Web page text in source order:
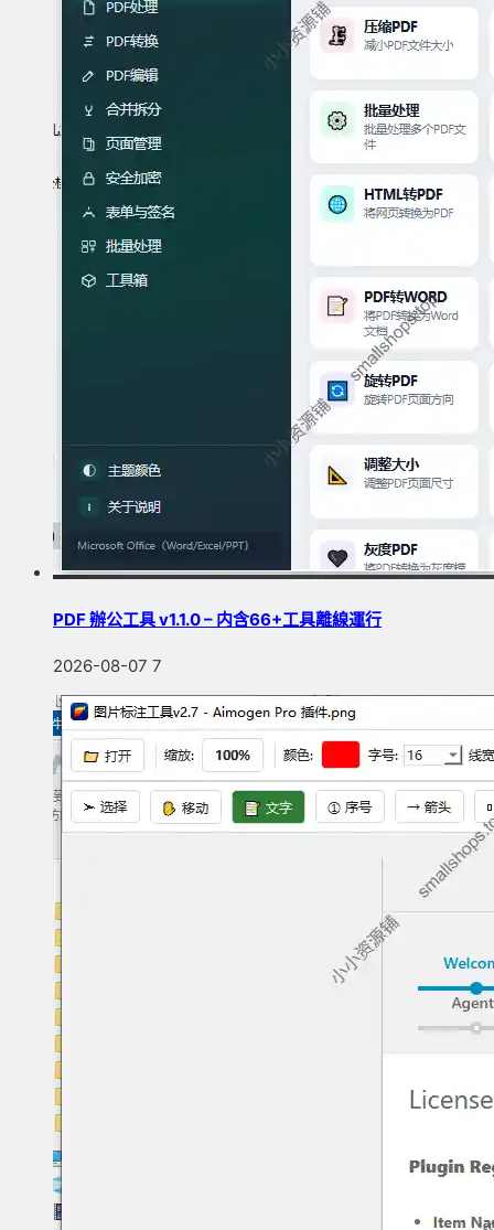
PDF 辦公工具 v1.1.0 – 内含66+工具離線運行
2026-08-07 7